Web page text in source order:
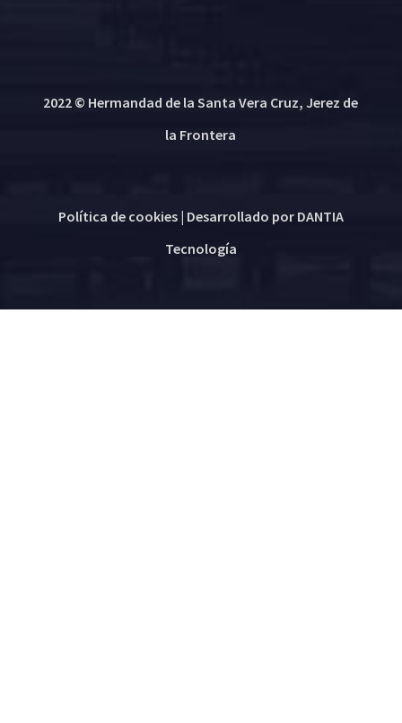
2022 © Hermandad de la Santa Vera Cruz, Jerez de
la Frontera
Política de cookies| Desarrollado por DANTIA
Tecnología